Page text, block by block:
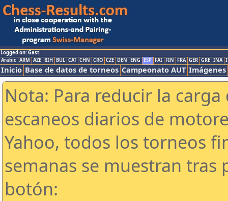
Logged on: Gast
Arabic ARM AZE BIH BUL CAT CHN CRO CZE DEN ENG ESP FAI FIN FRA GER GRE INA
Inicio Base de datos de torneos Campeonato AUT Imágenes
Nota: Para reducir la
escaneos diarios de
Yahoo, todos los torneos
semanas se muestran tras
botón: